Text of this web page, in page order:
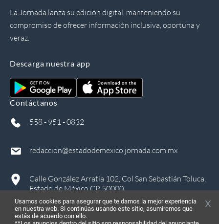
La Jornada lanza su edición digital, manteniendo su
compromiso de ofrecer información inclusiva, oportuna y
veraz.
Descarga nuestra app
Contáctanos
558 - 951 - 0832
redaccion@estadodemexico.jornada.com.mx
Calle González Arratia 102, Col San Sebastián Toluca,
Estado de México CP 50000
Usamos cookies para asegurar que te damos la mejor experiencia
en nuestra web. Si continúas usando este sitio, asumiremos que
estás de acuerdo con ello.